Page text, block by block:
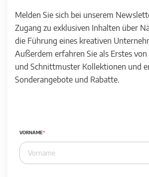
Melden Sie sich bei unserem
Zugang zu exklusiven Inhalten über
die Führung eines kreativen
Außerdem erfahren Sie als Erstes
und Schnittmuster Kollektionen und
Sonderangebote und Rabatte.
VORNAME